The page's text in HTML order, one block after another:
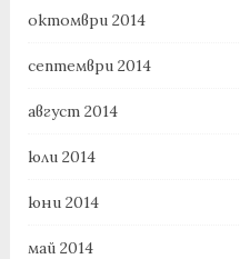
октомври 2014
септември 2014
август 2014
юли 2014
юни 2014
май 2014